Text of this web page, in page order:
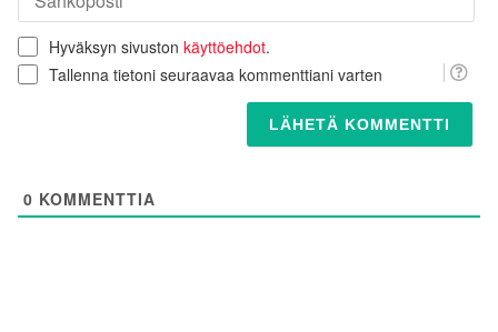
Hyväksyn sivuston käyttöehdot.
Tallenna tietoni seuraavaa kommenttiani varten
0 KOMMENTTIA